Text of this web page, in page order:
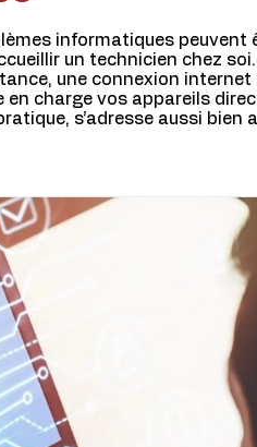
informatiques peuvent
un technicien chez
une connexion
en charge vos appareils
s’adresse aussi bien